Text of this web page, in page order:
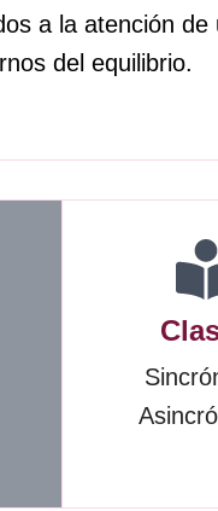
a la atención de
del equilibrio.